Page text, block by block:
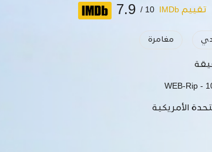
تقييم IMDb 10 /
7.9
مغامرة
WEB-Rip -
الأمريكية